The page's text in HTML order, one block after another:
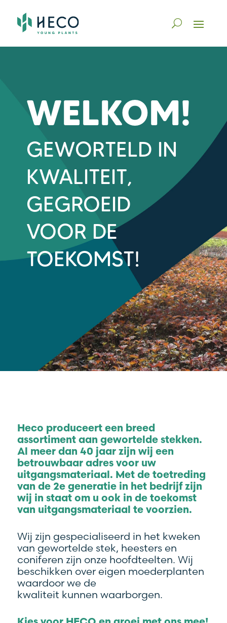
WELKOM!
GEWORTELD IN
KWALITEIT,
GEGROEID
VOOR DE
TOEKOMST!
Heco produceert een breed
assortiment aan gewortelde stekken.
Al meer dan 40 jaar zijn wij een
betrouwbaar adres voor uw
uitgangsmateriaal. Met de toetreding
van de 2e generatie in het bedrijf zijn
wij in staat om u ook in de toekomst
van uitgangsmateriaal te voorzien.
Wij zijn gespecialiseerd in het kweken
van gewortelde stek, heesters en
coniferen zijn onze hoofdteelten. Wij
beschikken over eigen moederplanten
waardoor we de
kwaliteit kunnen waarborgen.